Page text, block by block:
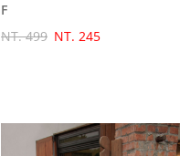
F
NT. 499 NT. 245